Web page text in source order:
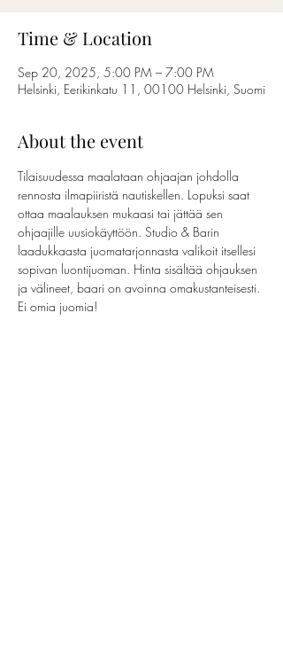
Time & Location
Sep 20, 2025, 5:00 PM – 7:00 PM
Helsinki, Eerikinkatu 11, 00100 Helsinki, Suomi
About the event
Tilaisuudessa maalataan ohjaajan johdolla
rennosta ilmapiiristä nautiskellen. Lopuksi saat
ottaa maalauksen mukaasi tai jättää sen
ohjaajille uusiokäyttöön. Studio & Barin
laadukkaasta juomatarjonnasta valikoit itsellesi
sopivan luontijuoman. Hinta sisältää ohjauksen
ja välineet, baari on avoinna omakustanteisesti.
Ei omia juomia!